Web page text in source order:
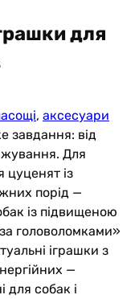
для
, аксесуари
завдання: від
Для
цуценят із
порід —
із підвищеною
головоломками»
іграшки з
—
для собак і